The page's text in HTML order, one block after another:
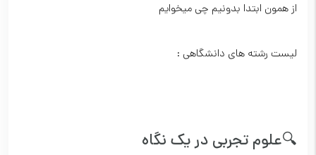
از همون ابتدا بدونیم چی میخوایم
لیست رشته های دانشگاهی :
🔍علوم تجربی در یک نگاه